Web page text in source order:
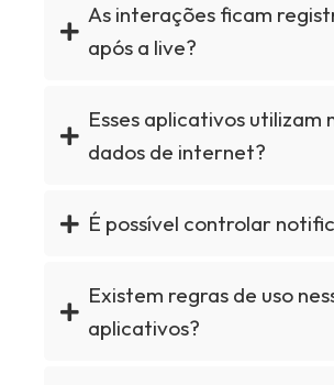
As interações ficam
após a live?
Esses aplicativos utilizam
dados de internet?
É possível controlar
Existem regras de uso
aplicativos?